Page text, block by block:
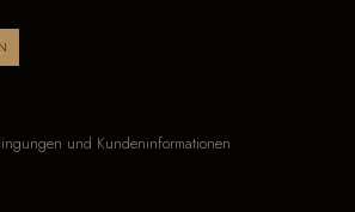
und Kundeninformationen